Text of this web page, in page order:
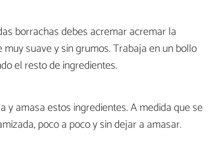
borrachas debes acremar acremar la
suave y sin grumos. Trabaja en un bollo
el resto de ingredientes.
y amasa estos ingredientes. A medida que se
poco a poco y sin dejar a amasar.